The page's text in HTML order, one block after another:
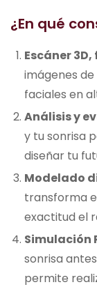
¿En qué
Escáner
imágenes
faciales en
Análisis y
y tu sonrisa
diseñar tu
Modelado
transforma
exactitud el
Simulación
sonrisa
permite